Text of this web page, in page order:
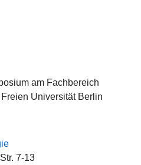
am Fachbereich
Universität Berlin
7-13